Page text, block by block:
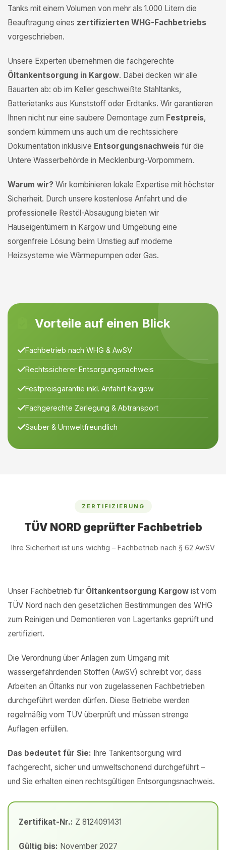
Tanks mit einem Volumen von mehr als 1.000 Litern die
Beauftragung eines zertifizierten WHG-Fachbetriebs
vorgeschrieben.
Unsere Experten übernehmen die fachgerechte
Öltankentsorgung in Kargow. Dabei decken wir alle
Bauarten ab: ob im Keller geschweißte Stahltanks,
Batterietanks aus Kunststoff oder Erdtanks. Wir garantieren
Ihnen nicht nur eine saubere Demontage zum Festpreis,
sondern kümmern uns auch um die rechtssichere
Dokumentation inklusive Entsorgungsnachweis für die
Untere Wasserbehörde in Mecklenburg-Vorpommern.
Warum wir? Wir kombinieren lokale Expertise mit höchster
Sicherheit. Durch unsere kostenlose Anfahrt und die
professionelle Restöl-Absaugung bieten wir
Hauseigentümern in Kargow und Umgebung eine
sorgenfreie Lösung beim Umstieg auf moderne
Heizsysteme wie Wärmepumpen oder Gas.
Vorteile auf einen Blick
Fachbetrieb nach WHG & AwSV
Rechtssicherer Entsorgungsnachweis
Festpreisgarantie inkl. Anfahrt Kargow
Fachgerechte Zerlegung & Abtransport
Sauber & Umweltfreundlich
ZERTIFIZIERUNG
TÜV NORD geprüfter Fachbetrieb
Ihre Sicherheit ist uns wichtig – Fachbetrieb nach § 62 AwSV
Unser Fachbetrieb für Öltankentsorgung Kargow ist vom
TÜV Nord nach den gesetzlichen Bestimmungen des WHG
zum Reinigen und Demontieren von Lagertanks geprüft und
zertifiziert.
Die Verordnung über Anlagen zum Umgang mit
wassergefährdenden Stoffen (AwSV) schreibt vor, dass
Arbeiten an Öltanks nur von zugelassenen Fachbetrieben
durchgeführt werden dürfen. Diese Betriebe werden
regelmäßig vom TÜV überprüft und müssen strenge
Auflagen erfüllen.
Das bedeutet für Sie: Ihre Tankentsorgung wird
fachgerecht, sicher und umweltschonend durchgeführt –
und Sie erhalten einen rechtsgültigen Entsorgungsnachweis.
Zertifikat-Nr.: Z 8124091431
Gültig bis: November 2027